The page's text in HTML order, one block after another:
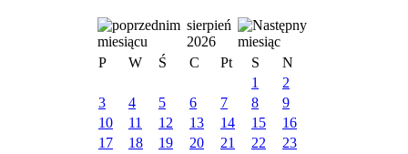
sierpień
2026
P
W Ś C Pt S
N
1
2
3
4 5 6 7 8
9
10
11 12 13 14 15
16
17
18 19 20 21 22
23